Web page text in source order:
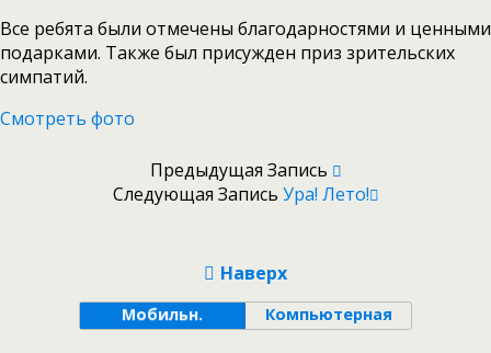
Все ребята были отмечены благодарностями и ценными
подарками. Также был присужден приз зрительских
симпатий.
Смотреть фото
Предыдущая Запись
Следующая Запись Ура! Лето!
Наверх
Мобильн. Компьютерная